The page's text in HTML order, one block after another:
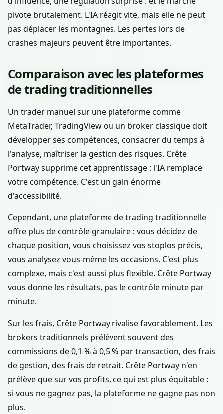
pivote brutalement. L'IA réagit vite, mais elle ne peut
pas déplacer les montagnes. Les pertes lors de
crashes majeurs peuvent être importantes.
Comparaison avec les plateformes
de trading traditionnelles
Un trader manuel sur une plateforme comme
MetaTrader, TradingView ou un broker classique doit
développer ses compétences, consacrer du temps à
l'analyse, maîtriser la gestion des risques. Crête
Portway supprime cet apprentissage : l'IA remplace
votre compétence. C'est un gain énorme
d'accessibilité.
Cependant, une plateforme de trading traditionnelle
offre plus de contrôle granulaire : vous décidez de
chaque position, vous choisissez vos stoplos précis,
vous analysez vous-même les occasions. C'est plus
complexe, mais c'est aussi plus flexible. Crête Portway
vous donne les résultats, pas le contrôle minute par
minute.
Sur les frais, Crête Portway rivalise favorablement. Les
brokers traditionnels prélèvent souvent des
commissions de 0,1 % à 0,5 % par transaction, des frais
de gestion, des frais de retrait. Crête Portway n'en
prélève que sur vos profits, ce qui est plus équitable :
si vous ne gagnez pas, la plateforme ne gagne pas non
plus.